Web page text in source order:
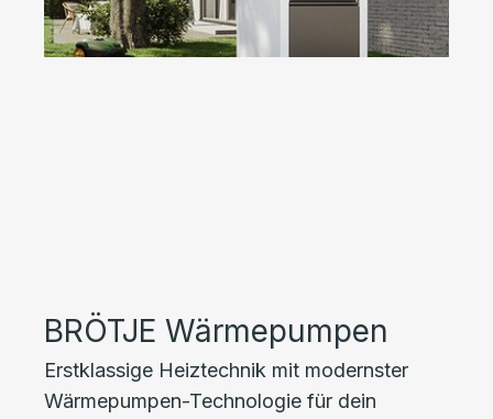
BRÖTJE Wärmepumpen
Erstklassige Heiztechnik mit modernster
Wärmepumpen-Technologie für dein